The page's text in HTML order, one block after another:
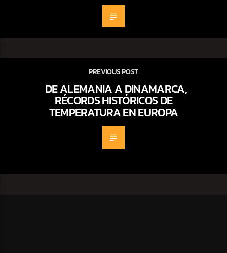
PREVIOUS POST
DE ALEMANIA A DINAMARCA,
RÉCORDS HISTÓRICOS DE
TEMPERATURA EN EUROPA